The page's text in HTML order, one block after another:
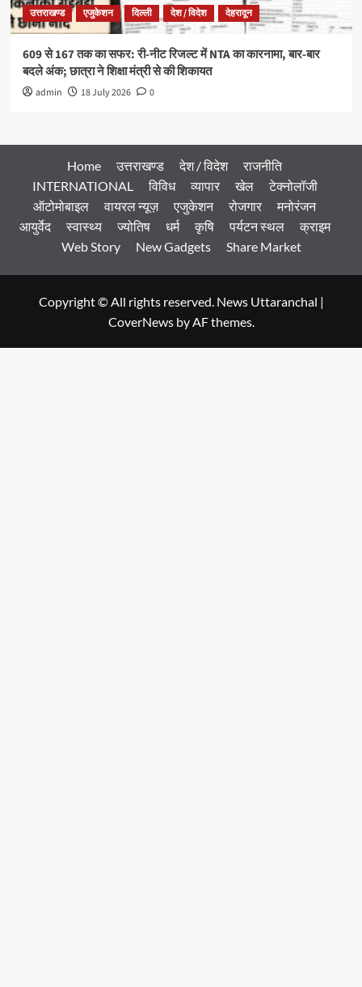
उत्तराखण्ड एजुकेशन दिल्ली देश / विदेश देहरादून
609 से 167 तक का सफर: री-नीट रिजल्ट में NTA का कारनामा, बार-बार
बदले अंक; छात्रा ने शिक्षा मंत्री से की शिकायत
admin 18 July 2026 0
Home उत्तराखण्ड देश / विदेश
राजनीति
INTERNATIONAL
विविध व्यापार खेल
टेक्नोलॉजी
ऑटोमोबाइल
वायरल न्यूज़ एजुकेशन रोजगार
मनोरंजन
आयुर्वेद
स्वास्थ्य ज्योतिष धर्म कृषि पर्यटन स्थल
क्राइम
Web Story
New Gadgets Share Market
Copyright © All rights reserved. News Uttaranchal |
CoverNewsby AF themes.